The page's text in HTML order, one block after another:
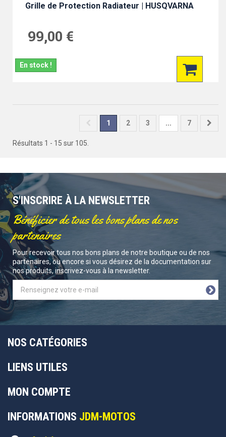
Grille de Protection Radiateur | HUSQVARNA
99,00 €
En stock !
1 2 3 ... 7
Résultats 1 - 15 sur 105.
S'INSCRIRE À LA NEWSLETTER
Bénéficier de tous les bons plans de nos
partenaires
Pour recevoir tous nos bons plans de notre boutique ou de nos
partenaires, ou encore si vous désirez de la documentation sur
nos produits, inscrivez-vous à la newsletter.
NOS CATÉGORIES
LIENS UTILES
MON COMPTE
INFORMATIONS JDM-MOTOS